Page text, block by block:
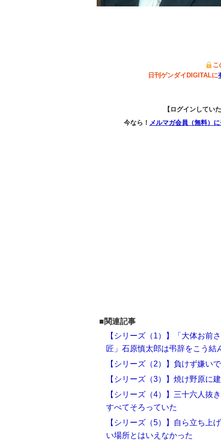
こ
日刊ゲンダイDIGITALに
【ログインしてい
今なら！ メルマガ会員（無料）
■関連記事
【シリーズ（1）】「大体お前
匠」石原慎太郎は弔辞をこう結
【シリーズ（2）】負けず嫌い
【シリーズ（3）】焼け野原に
【シリーズ（4）】三十六人抜
すべてそろっていた
【シリーズ（5）】自ら立ち上
い場所とはいえなかった